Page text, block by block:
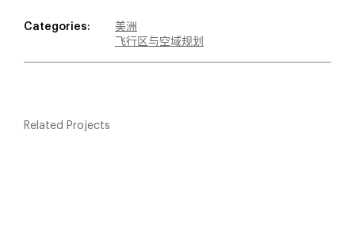
Categories:
美洲
飞行区与空域规划
Related Projects